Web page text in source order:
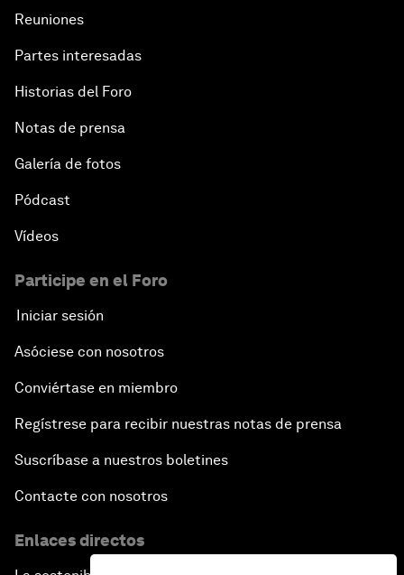
Reuniones
Partes interesadas
Historias del Foro
Notas de prensa
Galería de fotos
Pódcast
Vídeos
Participe en el Foro
Iniciar sesión
Asóciese con nosotros
Conviértase en miembro
Regístrese para recibir nuestras notas de prensa
Suscríbase a nuestros boletines
Contacte con nosotros
Enlaces directos